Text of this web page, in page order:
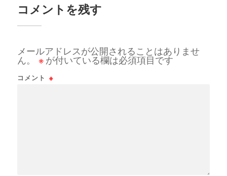
コメントを残す
メールアドレスが公開されることはありませ
ん。
※ が付いている欄は必須項目です
コメント ※